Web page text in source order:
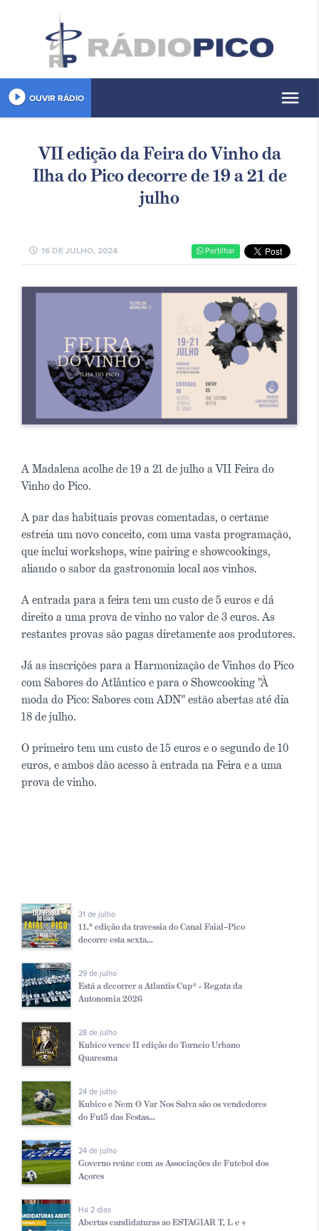
play_circle_filled OUVIR RÁDIO menu
VII edição da Feira do Vinho da
Ilha do Pico decorre de 19 a 21 de
julho
schedule 16 DE JULHO, 2024 Partilhar
A Madalena acolhe de 19 a 21 de julho a VII Feira do
Vinho do Pico.
A par das habituais provas comentadas, o certame
estreia um novo conceito, com uma vasta programação,
que inclui workshops, wine pairing e showcookings,
aliando o sabor da gastronomia local aos vinhos.
A entrada para a feira tem um custo de 5 euros e dá
direito a uma prova de vinho no valor de 3 euros. As
restantes provas são pagas diretamente aos produtores.
Já as inscrições para a Harmonização de Vinhos do Pico
com Sabores do Atlântico e para o Showcooking "À
moda do Pico: Sabores com ADN" estão abertas até dia
18 de julho.
O primeiro tem um custo de 15 euros e o segundo de 10
euros, e ambos dão acesso à entrada na Feira e a uma
prova de vinho.
31 de julho
11.ª edição da travessia do Canal Faial–Pico
decorre esta sexta...
29 de julho
Está a decorrer a Atlantis Cup® - Regata da
Autonomia 2026
28 de julho
Kubico vence II edição do Torneio Urbano
Quaresma
24 de julho
Kubico e Nem O Var Nos Salva são os vendedores
do Fut5 das Festas...
24 de julho
Governo reúne com as Associações de Futebol dos
Açores
Há 2 dias
Abertas candidaturas ao ESTAGIAR T, L e +